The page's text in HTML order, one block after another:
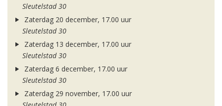
Sleutelstad 30
Zaterdag 20 december, 17.00 uur
Sleutelstad 30
Zaterdag 13 december, 17.00 uur
Sleutelstad 30
Zaterdag 6 december, 17.00 uur
Sleutelstad 30
Zaterdag 29 november, 17.00 uur